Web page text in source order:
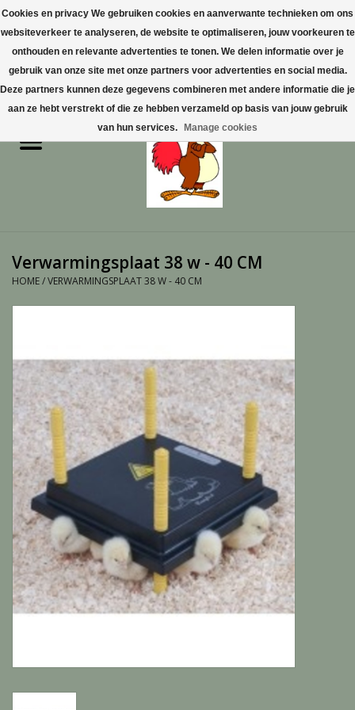
0 Artikelen - €0,00
Home
Vogelproducten aanschaffen
in Limburg
Katten
Knaagdieren
Hoefdieren
Paarden
Diversen producten
Tuin Benodigdheden
Verwarmingsplaat 38 w - 40 CM
HOME/VERWARMINGSPLAAT 38 W - 40 CM
Cookies en privacy We gebruiken cookies en aanverwante technieken om ons
websiteverkeer te analyseren, de website te optimaliseren, jouw voorkeuren te
onthouden en relevante advertenties te tonen. We delen informatie over je
gebruik van onze site met onze partners voor advertenties en social media.
Deze partners kunnen deze gegevens combineren met andere informatie die je
aan ze hebt verstrekt of die ze hebben verzameld op basis van jouw gebruik
van hun services.
Manage cookies